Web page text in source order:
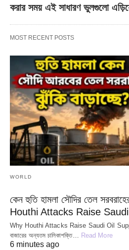
করার সময় এই সাধারণ ভুলগুলো
MOST RECENT POSTS
WORLD
কেন হুতি হামলা সৌদির তেল
Houthi Attacks Raise
Why Houthi Attacks Raise Saudi Oil Supply
বাজারের অন্যতম চালিকাশক্তি…
Read More
6 minutes ago